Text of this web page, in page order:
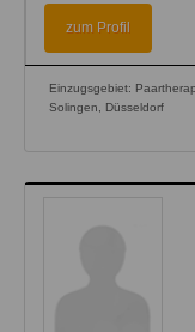
zum Profil
Einzugsgebiet:
Solingen, Düsseldorf